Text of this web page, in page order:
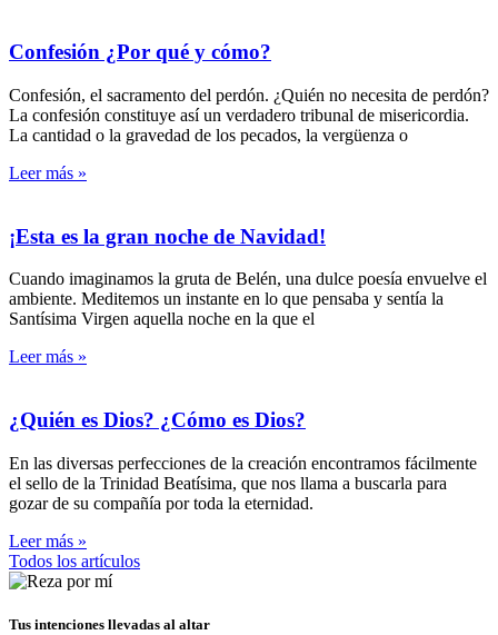
Confesión ¿Por qué y cómo?
Confesión, el sacramento del perdón. ¿Quién no necesita de perdón?
La confesión constituye así un verdadero tribunal de misericordia.
La cantidad o la gravedad de los pecados, la vergüenza o
Leer más »
¡Esta es la gran noche de Navidad!
Cuando imaginamos la gruta de Belén, una dulce poesía envuelve el
ambiente. Meditemos un instante en lo que pensaba y sentía la
Santísima Virgen aquella noche en la que el
Leer más »
¿Quién es Dios? ¿Cómo es Dios?
En las diversas perfecciones de la creación encontramos fácilmente
el sello de la Trinidad Beatísima, que nos llama a buscarla para
gozar de su compañía por toda la eternidad.
Leer más »
Todos los artículos
Tus intenciones llevadas al altar